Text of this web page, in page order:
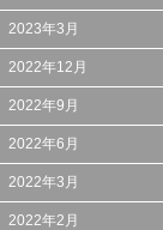
2023年3月
2022年12月
2022年9月
2022年6月
2022年3月
2022年2月